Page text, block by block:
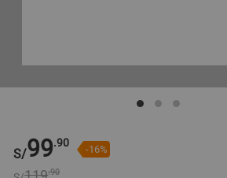
S/99.90 -16%
.90